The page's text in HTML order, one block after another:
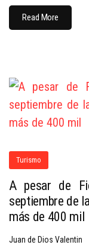
Read More
Turismo
A pesar de
septiembre de
más de 400 mil
Juan de Dios Valentin